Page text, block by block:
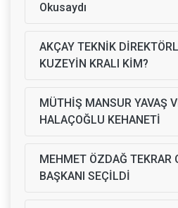
Okusaydı
AKÇAY TEKNİK
KUZEYİN KRALI KİM?
MÜTHİŞ MANSUR YAVAŞ
HALAÇOĞLU KEHANETİ
MEHMET ÖZDAĞ TEKRAR
BAŞKANI SEÇİLDİ